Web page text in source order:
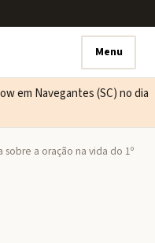
Menu
em Navegantes (SC) no dia
sobre a oração na vida do 1º